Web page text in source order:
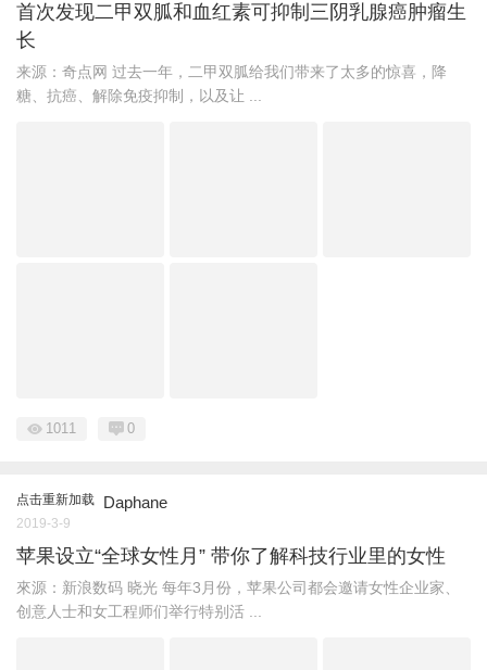
首次发现二甲双胍和血红素可抑制三阴乳腺癌肿瘤生
长
来源：奇点网 过去一年，二甲双胍给我们带来了太多的惊喜，降
糖、抗癌、解除免疫抑制，以及让 ...
1011 0
点击重新加载 Daphane
2019-3-9
苹果设立“全球女性月” 带你了解科技行业里的女性
來源：新浪数码 晓光 每年3月份，苹果公司都会邀请女性企业家、
创意人士和女工程师们举行特别活 ...